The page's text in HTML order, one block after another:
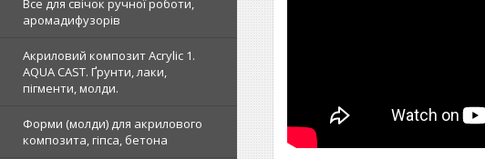
Все для свічок ручної роботи,
аромадифузорів
Акриловий композит Acrylic 1.
AQUA CAST. Ґрунти, лаки,
пігменти, молди.
Форми (молди) для акрилового
композита, гіпса, бетона